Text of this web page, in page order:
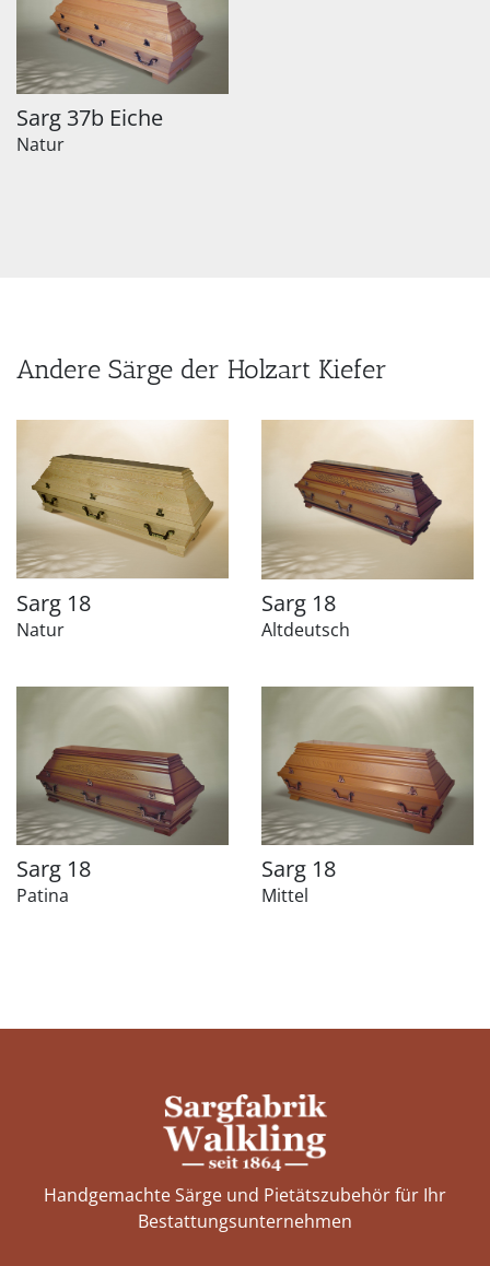
Sarg 37b Eiche
Natur
Andere Särge der Holzart Kiefer
Sarg 18
Natur
Sarg 18
Altdeutsch
Sarg 18
Patina
Sarg 18
Mittel
Handgemachte Särge und Pietätszubehör für Ihr
Bestattungs­unternehmen